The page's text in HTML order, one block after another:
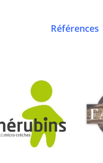
Références